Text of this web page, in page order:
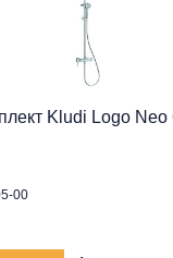
Kludi Logo Neo
00